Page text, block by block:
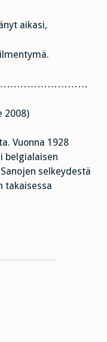
aikasi,
2008)
Vuonna 1928
belgialaisen
selkeydestä
takaisessa